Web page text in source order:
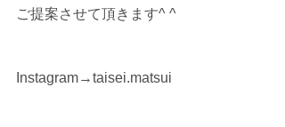
ご提案させて頂きます^ ^
Instagram→taisei.matsui